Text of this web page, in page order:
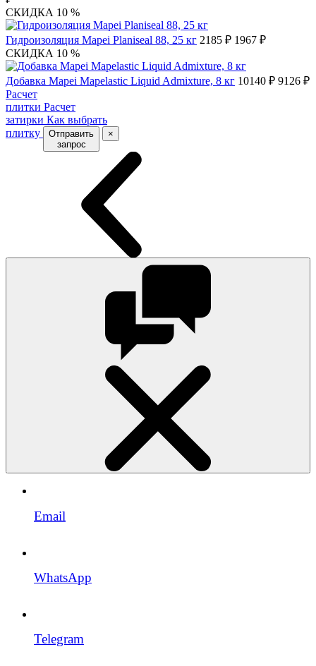
СКИДКА 10 %
Гидроизоляция Mapei Planiseal 88, 25 кг 2185 ₽ 1967 ₽
СКИДКА 10 %
Добавка Mapei Mapelastic Liquid Admixture, 8 кг 10140 ₽ 9126 ₽
Расчет
плитки Расчет
затирки Как выбрать
плитку
Отправить
запрос
×
Email
WhatsApp
Telegram